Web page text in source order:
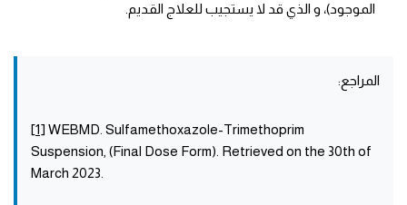
الموجود)، و الذي قد لا يستجيب للعلاج القديم.
المراجع:
[1] WEBMD. Sulfamethoxazole-Trimethoprim
Suspension, (Final Dose Form). Retrieved on the 30th of
March 2023.